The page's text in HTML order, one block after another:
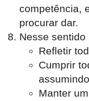
competência,
procurar dar.
Nesse
Refletir
Cumprir
Manter